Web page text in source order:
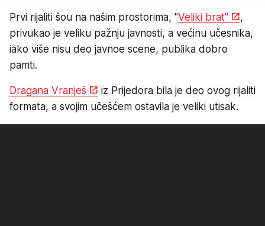
Prvi rijaliti šou na našim prostorima, "Veliki brat"
,
privukao je veliku pažnju javnosti, a većinu učesnika,
iako više nisu deo javnoe scene, publika dobro
pamti.
Dragana Vranješ
iz Prijedora bila je deo ovog rijaliti
formata, a svojim učešćem ostavila je veliki utisak.